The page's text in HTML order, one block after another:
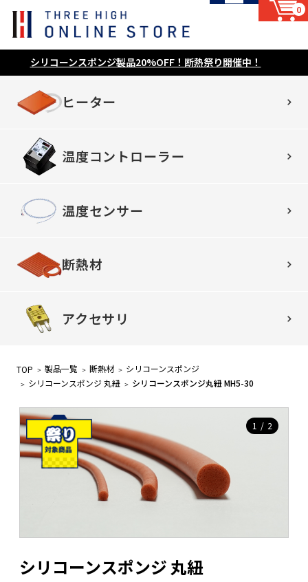
0
シリコーンスポンジ製品20%OFF！断熱祭り開催中！
ヒーター
温度コントローラー
温度センサー
断熱材
アクセサリ
TOP 製品一覧 断熱材
シリコーンスポンジ
シリコーンスポンジ 丸紐
シリコーンスポンジ丸紐 MH5-30
1 / 2
シリコーンスポンジ 丸紐